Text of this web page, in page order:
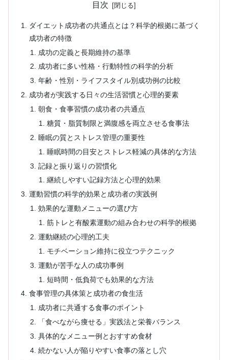
目次
ダイエット成功者の共通点とは？科学的根拠に基づく
成功者の特徴
成功の定義と長期維持の基準
成功者に多い性格・行動特性の科学的分析
年齢・性別・ライフスタイル別成功例の比較
成功者が実践する日々の生活習慣と心理的要素
朝食・食事習慣の成功者の共通点
糖質・脂質制限と満腹感を両立させる食事法
睡眠の質とストレス管理の重要性
睡眠時間の目安とストレス軽減の具体的な方法
記録と振り返りの習慣化
継続しやすい記録方法と心理的効果
運動習慣の科学的効果と成功者の実践例
効果的な運動メニューの選び方
筋トレと有酸素運動の組み合わせの科学的根拠
運動継続の心理的工夫
モチベーション維持に役立つテクニック
運動が苦手な人の成功事例
短時間・低負荷でも効果的な方法
食事管理の具体策と成功者の食生活
成功者に共通する食事のポイント
「食べながら痩せる」実践法と栄養バランス
具体的なメニュー例とおすすめ食材
続かない人が陥りやすい食事の落とし穴